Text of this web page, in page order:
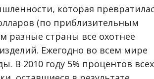
которая
(по приблизительным
разные страны все охотнее
Ежегодно во всем мире
В 2010 году 5% процентов всех